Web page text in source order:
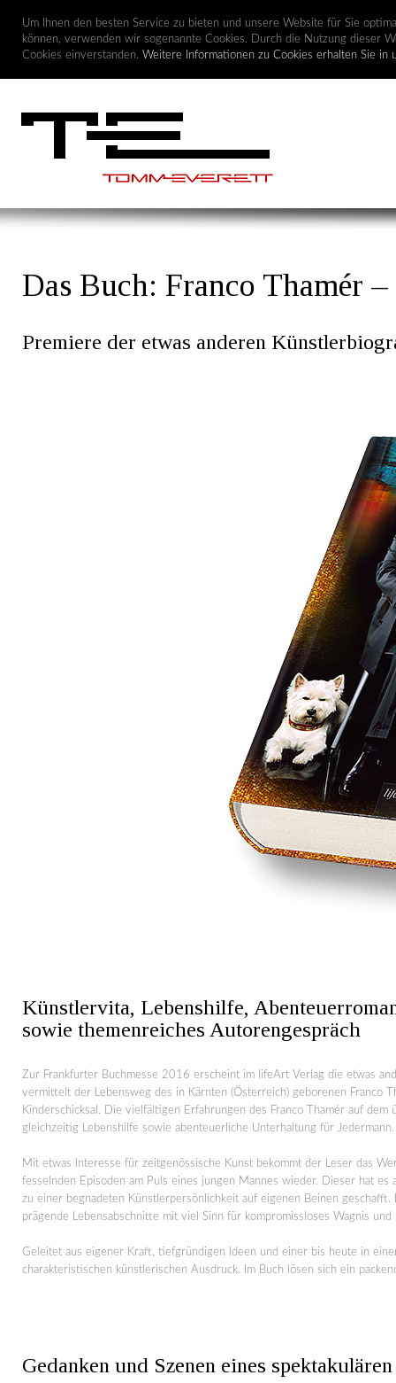
Um Ihnen den besten Service zu bieten und unsere Website für Sie
können, verwenden wir sogenannte Cookies. Durch die Nutzung dieser
Cookies einverstanden. Weitere Informationen zu Cookies erhalten Sie in
Das Buch: Franco Thamér
Premiere der etwas anderen
Künstlervita, Lebenshilfe,
sowie themenreiches Autorengespräch
Zur Frankfurter Buchmesse 2016 erscheint im lifeArt Verlag die etwas
vermittelt der Lebensweg des in Kärnten (Österreich) geborenen Franco
Kinderschicksal. Die vielfältigen Erfahrungen des Franco Thamér auf
gleichzeitig Lebenshilfe sowie abenteuerliche Unterhaltung für
Mit etwas Interesse für zeitgenössische Kunst bekommt der Leser das
fesselnden Episoden am Puls eines jungen Mannes wieder. Dieser hat
zu einer begnadeten Künstlerpersönlichkeit auf eigenen Beinen
prägende Lebensabschnitte mit viel Sinn für kompromissloses Wagnis und
Geleitet aus eigener Kraft, tiefgründigen Ideen und einer bis heute in
charakteristischen künstlerischen Ausdruck. Im Buch lösen sich ein
Gedanken und Szenen eines